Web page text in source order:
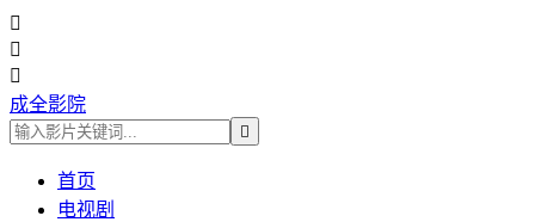



成全影院

首页
电视剧